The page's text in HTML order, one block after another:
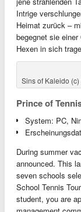
Intrige
Heimat zurück –
begegnet sie
Hexen in sich
Sins of Kaleido (c)
Prince of
System: PC,
During summer
announced. This
seven schools
School Tennis
student, you are